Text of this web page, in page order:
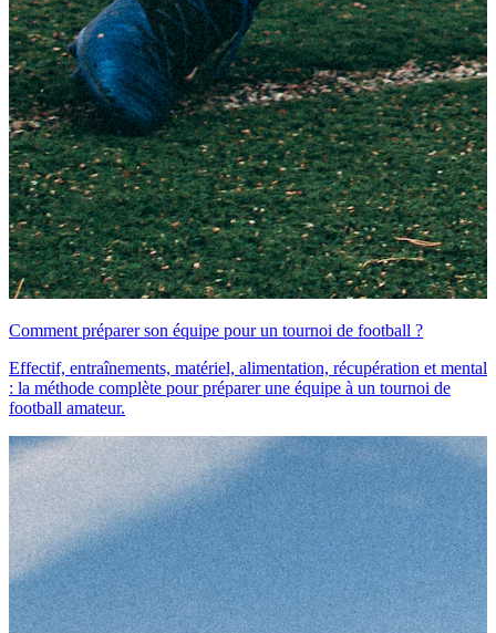
Comment préparer son équipe pour un tournoi de football ?
Effectif, entraînements, matériel, alimentation, récupération et mental
: la méthode complète pour préparer une équipe à un tournoi de
football amateur.